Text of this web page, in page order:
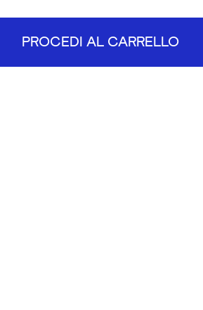
PROCEDI AL CARRELLO